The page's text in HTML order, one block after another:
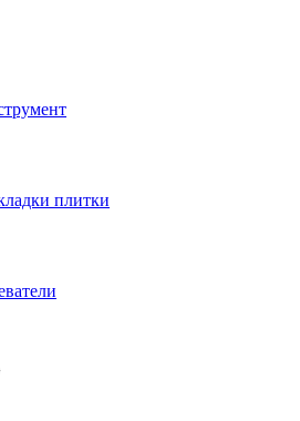
плитки